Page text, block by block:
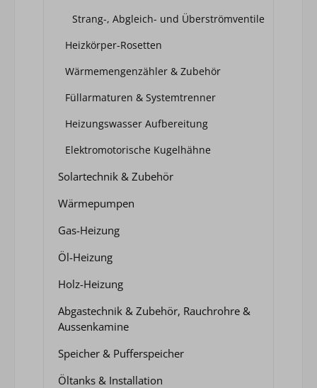
Strang-, Abgleich- und Überströmventile
Heizkörper-Rosetten
Wärmemengenzähler & Zubehör
Füllarmaturen & Systemtrenner
Heizungswasser Aufbereitung
Elektromotorische Kugelhähne
Solartechnik & Zubehör
Wärmepumpen
Gas-Heizung
Öl-Heizung
Holz-Heizung
Abgastechnik & Zubehör, Rauchrohre &
Aussenkamine
Speicher & Pufferspeicher
Öltanks & Installation